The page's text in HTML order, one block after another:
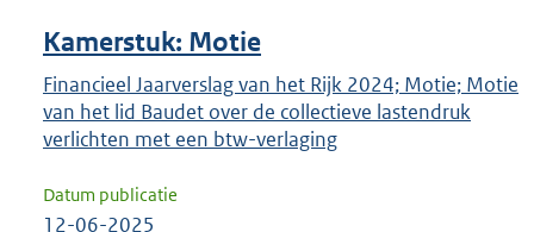
Kamerstuk: Motie
Financieel Jaarverslag van het Rijk 2024; Motie; Motie
van het lid Baudet over de collectieve lastendruk
verlichten met een btw-verlaging
Datum publicatie
12-06-2025